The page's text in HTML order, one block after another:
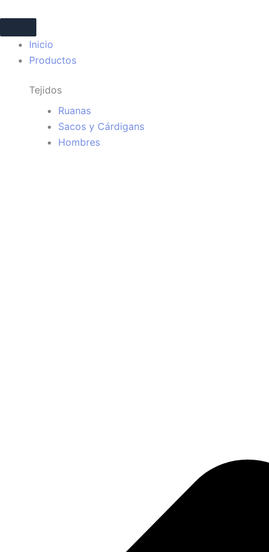
al
contenidoInicio
Productos
Tejidos
Ruanas
Sacos y Cárdigans
Hombres
de
productos